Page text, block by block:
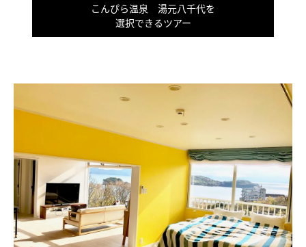
こんぴら温泉 湯元八千代を
選択できるツアー